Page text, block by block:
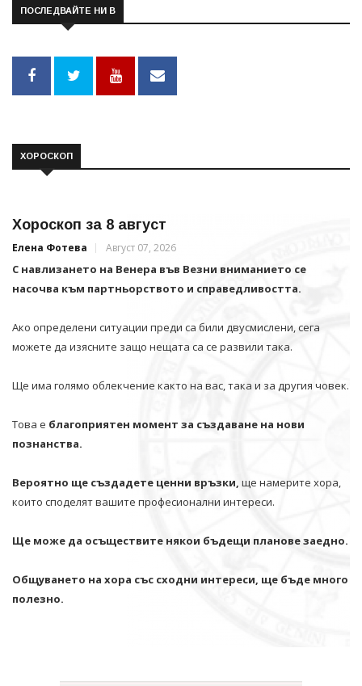
ПОСЛЕДВАЙТЕ НИ В
ХОРОСКОП
Хороскоп за 8 август
Елена Фотева Август 07, 2026
С навлизането на Венера във Везни вниманието се
насочва към партньорството и справедливостта.
Ако определени ситуации преди са били двусмислени, сега
можете да изясните защо нещата са се развили така.
Ще има голямо облекчение както на вас, така и за другия човек.
Това е благоприятен момент за създаване на нови
познанства.
Вероятно ще създадете ценни връзки, ще намерите хора,
които споделят вашите професионални интереси.
Ще може да осъществите някои бъдещи планове заедно.
Общуването на хора със сходни интереси, ще бъде много
полезно.